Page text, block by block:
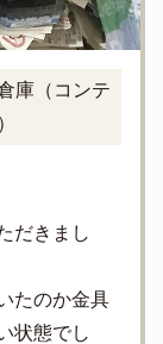
庫（コンテ
だきまし
たのか金具
状態でし